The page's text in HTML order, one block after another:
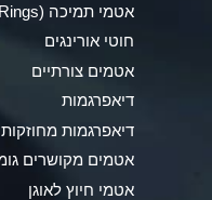
Gas (hot)
(Aqueous)
(Aqueous)
(conc.)
(Aqueous)
אטמי תמיכה (Back-up Rings)
חוטי אורינגים
אטמים צורתיים
דיאפרגמות
דיאפרגמות
אטמים מקושרים
אטמי חיוץ לאוגן